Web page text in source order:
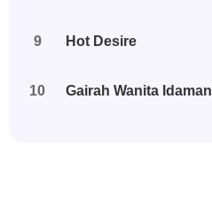
9 Hot Desire
10 Gairah Wanita Idaman